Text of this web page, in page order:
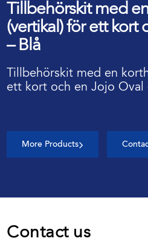
Tillbehörskit med
(vertikal) för ett kort
– Blå
Tillbehörskit med en
ett kort och en Jojo Oval
More Products
Contact us